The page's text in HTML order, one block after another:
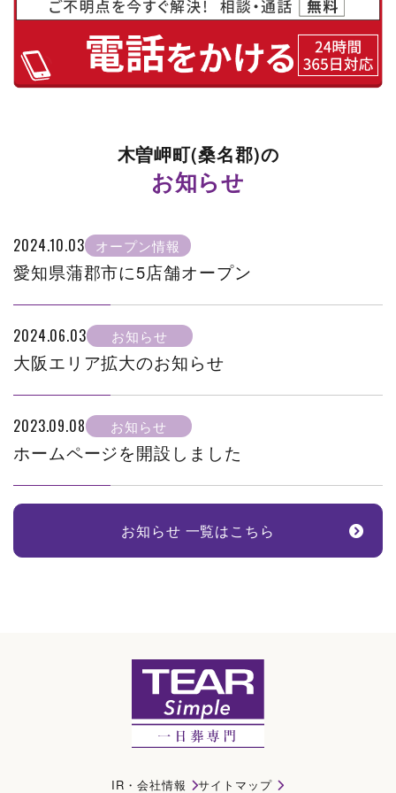
木曽岬町(桑名郡)の
お知らせ
2024.10.03 オープン情報
愛知県蒲郡市に5店舗オープン
2024.06.03 お知らせ
大阪エリア拡大のお知らせ
2023.09.08 お知らせ
ホームページを開設しました
お知らせ 一覧はこちら
IR・会社情報 サイトマップ